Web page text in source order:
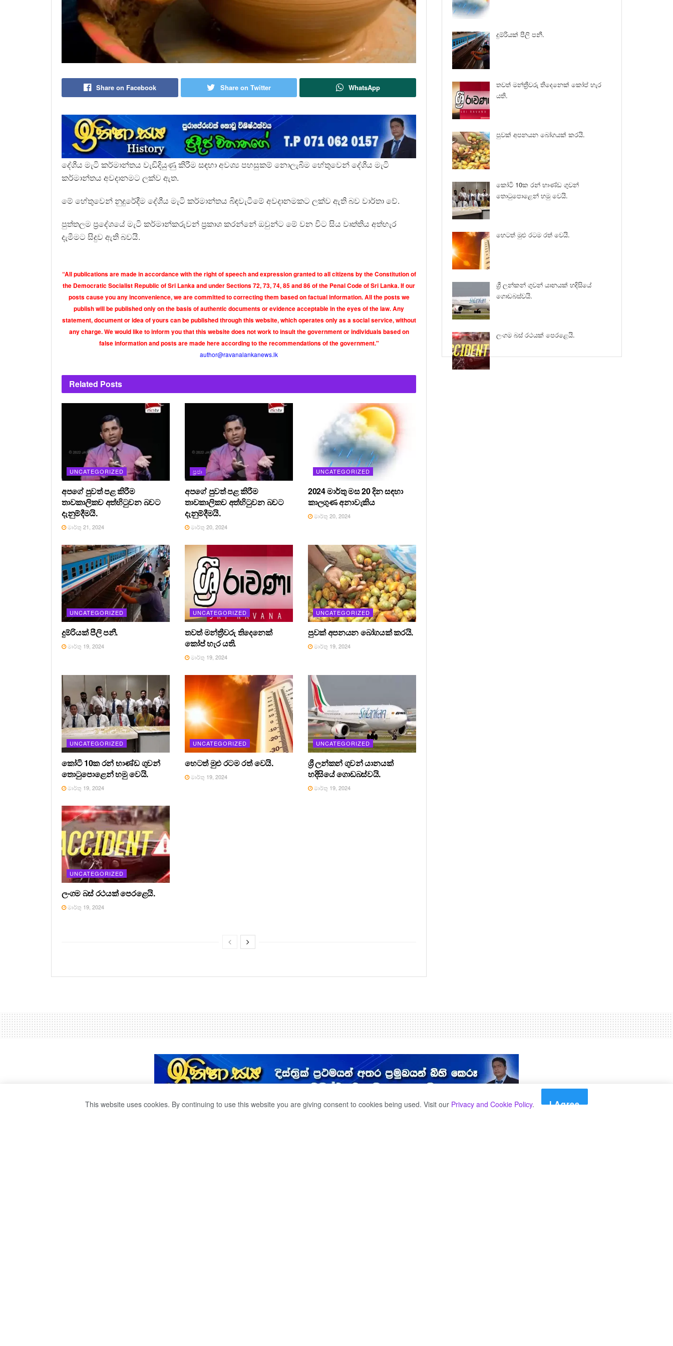
Share on Facebook Share on Twitter WhatsApp
දේශීය මැටි කර්මාන්තය වැඩිදියුණු කිරීම සඳහා අවශ්‍ය පහසුකම් නොලැබීම හේතුවෙන් දේශීය මැටි
කර්මාන්තය අවදානමට ලක්ව ඇත.
මේ හේතුවෙන් නුදුරේදීම දේශීය මැටි කර්මාන්තය බිඳවැටීමේ අවදානමකට ලක්ව ඇති බව වාර්තා වේ.
පුත්තලම ප්‍රදේශයේ මැටි කර්මාන්කරුවන් ප්‍රකාශ කරන්නේ ඔවුන්ට මේ වන විට සිය වෘත්තිය අත්හැර
දැමීමට සිදුව ඇති බවයි.
“All publications are made in accordance with the right of speech and expression granted to all citizens by the Constitution of
the Democratic Socialist Republic of Sri Lanka and under Sections 72, 73, 74, 85 and 86 of the Penal Code of Sri Lanka. If our
posts cause you any inconvenience, we are committed to correcting them based on factual information. All the posts we
publish will be published only on the basis of authentic documents or evidence acceptable in the eyes of the law. Any
statement, document or idea of yours can be published through this website, which operates only as a social service, without
any charge. We would like to inform you that this website does not work to insult the government or individuals based on
false information and posts are made here according to the recommendations of the government."
author@ravanalankanews.lk
Related Posts
UNCATEGORIZED
අපගේ පුවත් පළ කිරීම
තාවකාලිකව අත්හිටුවන බවට
දැනුම්දීමයි.
මාර්තු 21, 2024
ප්‍රජා
අපගේ පුවත් පළ කිරීම
තාවකාලිකව අත්හිටුවන බවට
දැනුම්දීමයි.
මාර්තු 20, 2024
UNCATEGORIZED
2024 මාර්තු මස 20 දින සඳහා
කාලගුණ අනාවැකිය
මාර්තු 20, 2024
UNCATEGORIZED
දුම්රියක් පීලි පනී.
මාර්තු 19, 2024
UNCATEGORIZED
තවත් මන්ත්‍රීවරු තිදෙනෙක්
කෝප් හැර යති.
මාර්තු 19, 2024
UNCATEGORIZED
පුවක් අපනයන බෝගයක් කරයි.
මාර්තු 19, 2024
UNCATEGORIZED
කෝටි 10ක රන් භාණ්ඩ ගුවන්
තොටුපොළෙන් හමු වෙයි.
මාර්තු 19, 2024
UNCATEGORIZED
හෙටත් මුළු රටම රත් වෙයි.
මාර්තු 19, 2024
UNCATEGORIZED
ශ්‍රී ලන්කන් ගුවන් යානයක්
හදිසියේ ගොඩබස්වයි.
මාර්තු 19, 2024
UNCATEGORIZED
ලංගම බස් රථයක් පෙරළෙයි.
මාර්තු 19, 2024
දුම්රියක් පීලි පනී.
තවත් මන්ත්‍රීවරු තිදෙනෙක් කෝප් හැර
යති.
පුවක් අපනයන බෝගයක් කරයි.
කෝටි 10ක රන් භාණ්ඩ ගුවන්
තොටුපොළෙන් හමු වෙයි.
හෙටත් මුළු රටම රත් වෙයි.
ශ්‍රී ලන්කන් ගුවන් යානයක් හදිසියේ
ගොඩබස්වයි.
ලංගම බස් රථයක් පෙරළෙයි.
This website uses cookies. By continuing to use this website you are giving consent to cookies being used. Visit our Privacy and Cookie Policy. I Agree